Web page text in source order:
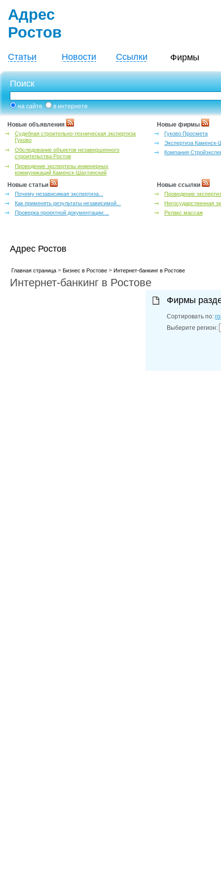
Адрес
Ростов
Статьи Новости Ссылки Фирмы
Поиск
на сайте в интернете
Новые объявления
Судебная строительно-техническая экспертиза
Гуково
Обследование объектов незавершенного
строительства Ростов
Проведение экспертизы инженерных
коммуникаций Каменск-Шахтинский
Новые фирмы
Гуково Просмета
Экспертиза Каменск-
Компания
Новые статьи
Почему независимая экспертиза...
Как применять результаты независимой...
Проверка проектной документации:...
Новые ссылки
Проведение
Негосударственная
Релакс массаж
Адрес Ростов
Главная страница> Бизнес в Ростове> Интернет-банкинг в Ростове
Интернет-банкинг в Ростове
Фирмы
Сортировать по:
Выберите регион: